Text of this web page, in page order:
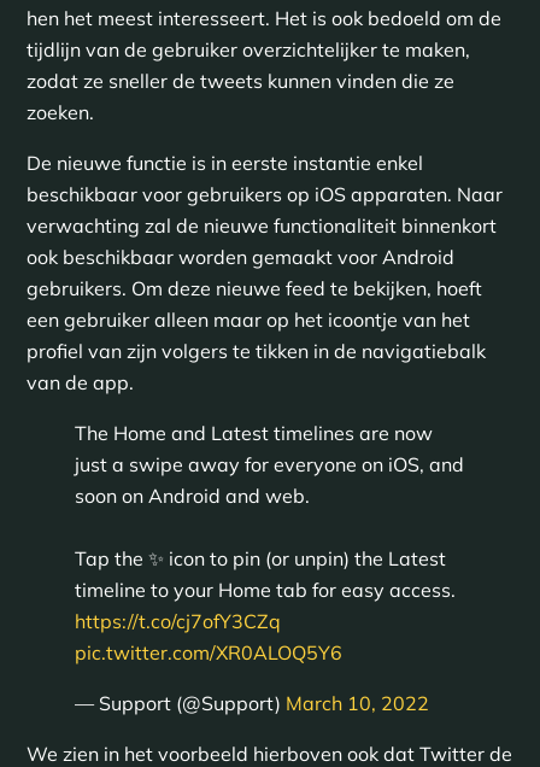
hen het meest interesseert. Het is ook bedoeld om de
tijdlijn van de gebruiker overzichtelijker te maken,
zodat ze sneller de tweets kunnen vinden die ze
zoeken.
De nieuwe functie is in eerste instantie enkel
beschikbaar voor gebruikers op iOS apparaten. Naar
verwachting zal de nieuwe functionaliteit binnenkort
ook beschikbaar worden gemaakt voor Android
gebruikers. Om deze nieuwe feed te bekijken, hoeft
een gebruiker alleen maar op het icoontje van het
profiel van zijn volgers te tikken in de navigatiebalk
van de app.
The Home and Latest timelines are now
just a swipe away for everyone on iOS, and
soon on Android and web.
Tap the ✨ icon to pin (or unpin) the Latest
timeline to your Home tab for easy access.
https://t.co/cj7ofY3CZq
pic.twitter.com/XR0ALOQ5Y6
— Support (@Support) March 10, 2022
We zien in het voorbeeld hierboven ook dat Twitter de